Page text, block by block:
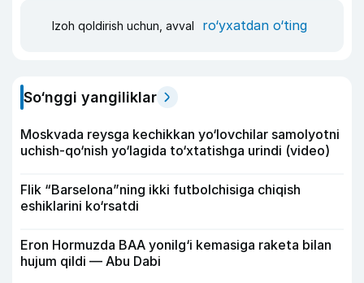
Izoh qoldirish uchun, avval ro‘yxatdan o‘ting
So‘nggi yangiliklar
Moskvada reysga kechikkan yo‘lovchilar samolyotni
uchish-qo‘nish yo‘lagida to‘xtatishga urindi (video)
Flik “Barselona”ning ikki futbolchisiga chiqish
eshiklarini ko‘rsatdi
Eron Hormuzda BAA yonilg‘i kemasiga raketa bilan
hujum qildi — Abu Dabi